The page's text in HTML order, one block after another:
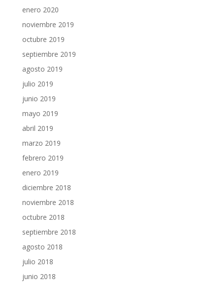
enero 2020
noviembre 2019
octubre 2019
septiembre 2019
agosto 2019
julio 2019
junio 2019
mayo 2019
abril 2019
marzo 2019
febrero 2019
enero 2019
diciembre 2018
noviembre 2018
octubre 2018
septiembre 2018
agosto 2018
julio 2018
junio 2018